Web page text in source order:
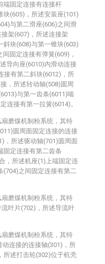
端固定连接有连接杆
块(605)，所述安装座(101)
与第二滑座(606)之间滑
架(607)，所述连接架
斜块(608)与第一锥块(603)
固定连接有弹簧(609)，
导向座(6010)内滑动连接
接有第二斜块(6012)，所
，所述转动轴(508)圆周
与第一齿条(6011)啮
连接有第一拉簧(6014)。
磨煤机制粉系统，其特
圆周面固定连接的连接
，所述驱动轴(701)圆周面
固定连接有第二齿条
，所述机座(1)上端固定连
(704)之间固定连接有第二
磨煤机制粉系统，其特
叶片(702)，所述导流叶
磨煤机制粉系统，其特
连接的连接轴(301)，所
所述打击轮(302)位于机壳